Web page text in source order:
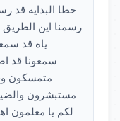
خطا البدايه قد
رسمنا اين
ياه قد
سمعونا قد
متمسكون
مستبشرون
لكم يا معلمون